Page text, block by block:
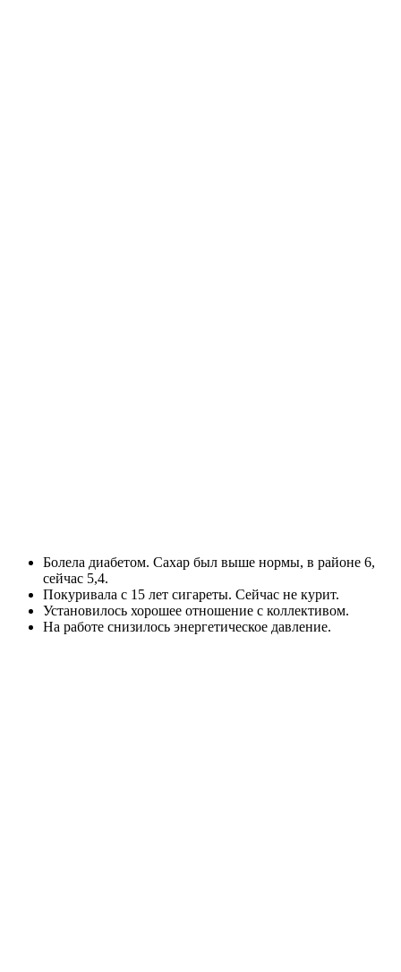
Болела диабетом. Сахар был выше нормы, в районе 6,
сейчас 5,4.
Покуривала с 15 лет сигареты. Сейчас не курит.
Установилось хорошее отношение с коллективом.
На работе снизилось энергетическое давление.